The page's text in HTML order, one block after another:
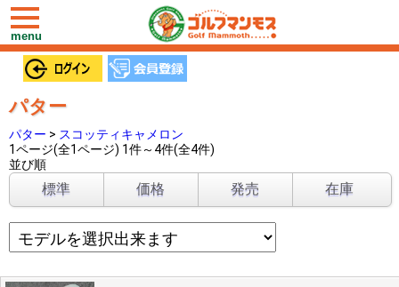
toggle
navigation
menu
パター
パター > スコッティキャメロン
1ページ(全1ページ) 1件～4件(全4件)
並び順
標準 価格 発売 在庫